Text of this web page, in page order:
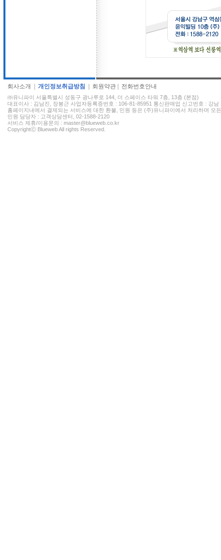
회사소개 개인정보취급방침 회원약관 전화번호안내
㈜유니파이 서울특별시 성동구 광나루로 144, 더 스페이스 타워 7층, 13층 (본점)
대표이사 : 김남진, 장봉근 사업자등록증번호 : 106-81-85951 통신판매업 신고번호 : 강남
홈페이지내에서 결제되는 서비스에 대한 환불, 민원 등은 (주)유니파이에서 처리하며 모
민원 담당자 : 고객상담센터, 02-1588-2120
서비스 제휴/이용문의 : master@blueweb.co.kr
Copyrightⓒ Blueweb All rights Reserved.